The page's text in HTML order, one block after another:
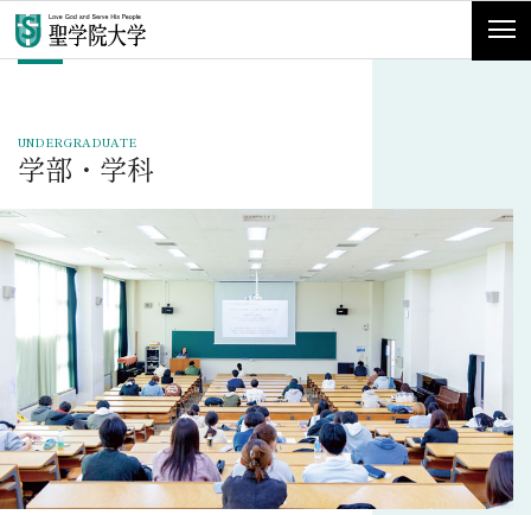
UNDERGRADUATE
学部・学科